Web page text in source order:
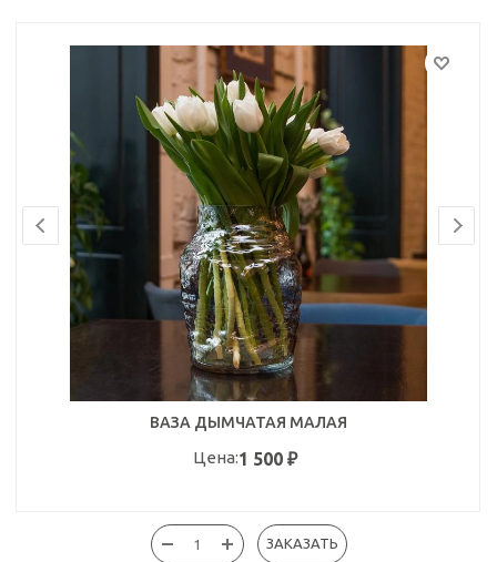
ВАЗА ДЫМЧАТАЯ МАЛАЯ
Цена:1 500₽
ЗАКАЗАТЬ